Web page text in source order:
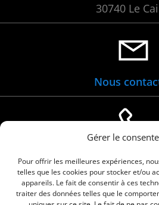
Gérer le
Pour offrir les meilleures expériences,
telles que les cookies pour stocker et/ou
appareils. Le fait de consentir à ces
traiter des données telles que le
30740 Le
Nous
04 66 88 01